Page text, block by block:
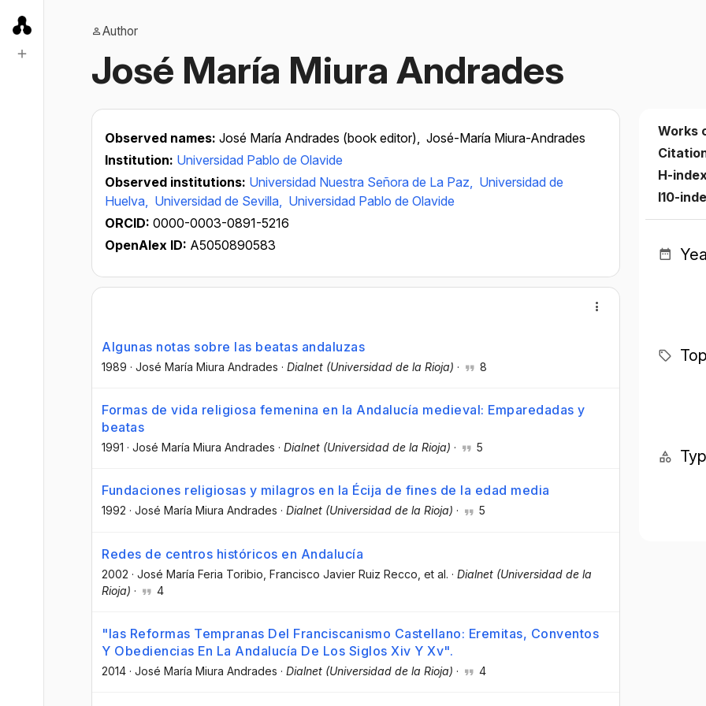
Author
José María Miura Andrades
Observed names: José María Andrades (book editor), José-María Miura-Andrades
Institution: Universidad Pablo de Olavide
Observed institutions: Universidad Nuestra Señora de La Paz, Universidad de
Huelva, Universidad de Sevilla, Universidad Pablo de Olavide
ORCID: 0000-0003-0891-5216
OpenAlex ID: A5050890583
Algunas notas sobre las beatas andaluzas
1989 · José María Miura Andrades · Dialnet (Universidad de la Rioja) · 8
Formas de vida religiosa femenina en la Andalucía medieval: Emparedadas y
beatas
1991 · José María Miura Andrades · Dialnet (Universidad de la Rioja) · 5
Fundaciones religiosas y milagros en la Écija de fines de la edad media
1992 · José María Miura Andrades · Dialnet (Universidad de la Rioja) · 5
Redes de centros históricos en Andalucía
2002 · José María Feria Toribio , Francisco Javier Ruiz Recco , et al. · Dialnet (Universidad de la
Rioja) · 4
"las Reformas Tempranas Del Franciscanismo Castellano: Eremitas, Conventos
Y Obediencias En La Andalucía De Los Siglos Xiv Y Xv".
2014 · José María Miura Andrades · Dialnet (Universidad de la Rioja) · 4
Works
H-
I10-